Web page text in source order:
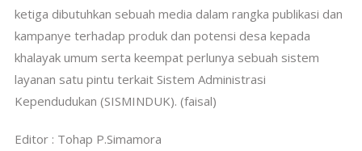
ketiga dibutuhkan sebuah media dalam rangka publikasi dan
kampanye terhadap produk dan potensi desa kepada
khalayak umum serta keempat perlunya sebuah sistem
layanan satu pintu terkait Sistem Administrasi
Kependudukan (SISMINDUK). (faisal)
Editor : Tohap P.Simamora